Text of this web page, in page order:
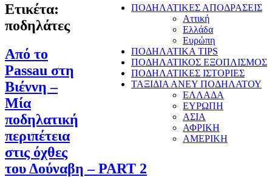
ΠΟΔΗΛΑΤΙΚΕΣ ΑΠΟΔΡΑΣΕΙΣ
Αττική
Ελλάδα
Ευρώπη
ΠΟΔΗΛΑΤΙΚΑ TIPS
ΠΟΔΗΛΑΤΙΚΟΣ ΕΞΟΠΛΙΣΜΟΣ
ΠΟΔΗΛΑΤΙΚΕΣ ΙΣΤΟΡΙΕΣ
ΤΑΞΙΔΙΑ ΑΝΕΥ ΠΟΔΗΛΑΤΟΥ
ΕΛΛΑΔΑ
ΕΥΡΩΠΗ
ΑΣΙΑ
ΑΦΡΙΚΗ
ΑΜΕΡΙΚΗ
Ετικέτα:
ποδηλάτες
Από το
Passau στη
Βιέννη –
Μία
ποδηλατική
περιπέτεια
στις όχθες
του Δούναβη – PART 2